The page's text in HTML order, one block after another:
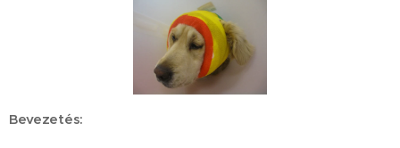
Bevezetés: